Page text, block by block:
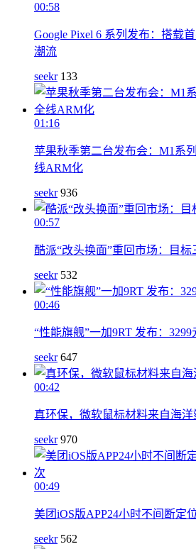
00:58
Google Pixel 6 系列发布：搭载
潮流
seekr 133
01:16
苹果秋季第二台发布会：M1系
线ARM化
seekr 936
00:57
酷派“改头换面”重回市场：目
seekr 532
00:46
“性能旗舰”一加9RT 发布：3299
seekr 647
00:42
真环保，微软鼠标材料来自海洋
seekr 970
00:49
美团iOS版APP24小时不间断定
seekr 562